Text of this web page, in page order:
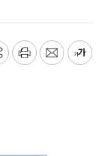
프
메
글